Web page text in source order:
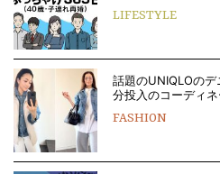
LIFESTYLE
話題のUNIQLOの
分投入のコーディネ
FASHION